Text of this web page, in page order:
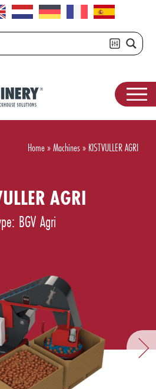
Home»Machines» KISTVULLER AGRI
AGRI
BGV Agri